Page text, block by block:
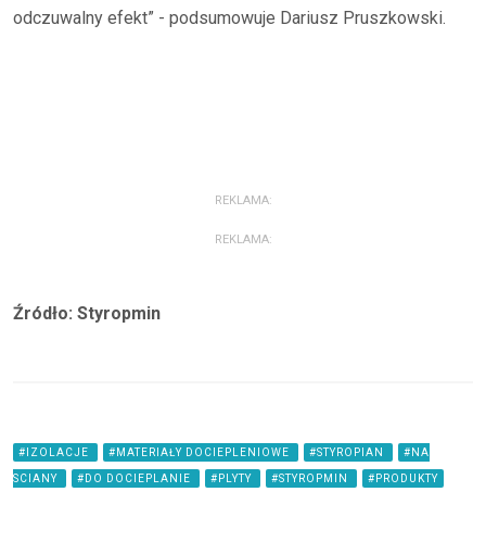
odczuwalny efekt” - podsumowuje Dariusz Pruszkowski.
REKLAMA:
REKLAMA:
Źródło: Styropmin
#IZOLACJE #MATERIAŁY DOCIEPLENIOWE #STYROPIAN #NA
SCIANY #DO DOCIEPLANIE #PLYTY #STYROPMIN #PRODUKTY